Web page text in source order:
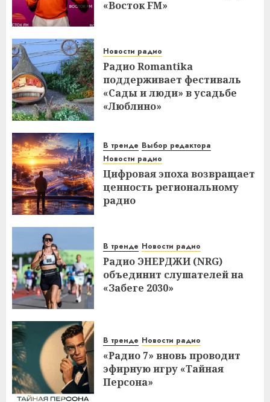
«Восток FM»
Новости радио
Радио Romantika
поддерживает фестиваль
«Сады и люди» в усадьбе
«Люблино»
В тренде Выбор редактора
Новости радио
Цифровая эпоха возвращает
ценность региональному
радио
В тренде Новости радио
Радио ЭНЕРДЖИ (NRG)
объединит слушателей на
«Забеге 2030»
В тренде Новости радио
«Радио 7» вновь проводит
эфирную игру «Тайная
Персона»